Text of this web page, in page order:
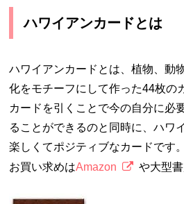
ハワイアンカードとは
ハワイアンカードとは、植物、動
化をモチーフにして作った44枚の
カードを引くことで今の自分に必
ることができるのと同時に、ハワ
楽しくてポジティブなカードです。
お買い求めはAmazon や大型書